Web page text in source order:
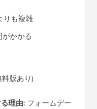
りも複雑
かかる
版あり)
理由: フォームデー